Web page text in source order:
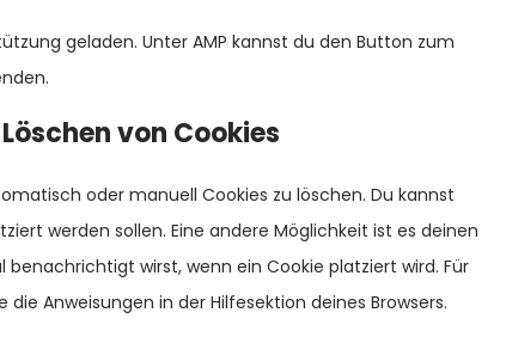
geladen. Unter AMP kannst du den Button zum
von Cookies
oder manuell Cookies zu löschen. Du kannst
werden sollen. Eine andere Möglichkeit ist es deinen
wirst, wenn ein Cookie platziert wird. Für
Anweisungen in der Hilfesektion deines Browsers.